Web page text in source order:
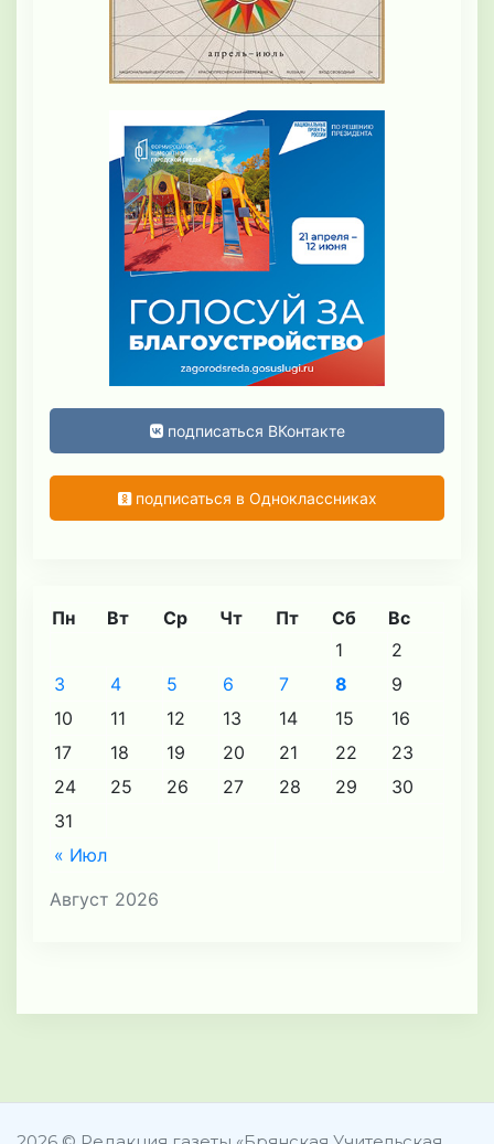
подписаться ВКонтакте
подписаться в Одноклассниках
Август 2026
Пн Вт Ср Чт Пт Сб Вс
« Июл
1
2
3
4 5 6 7 8
9
10
11 12 13 14 15
16
17
18 19 20 21 22
23
24
25 26 27 28 29
30
31